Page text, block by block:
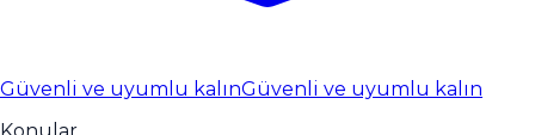
Güvenli ve uyumlu kalınGüvenli ve uyumlu kalın